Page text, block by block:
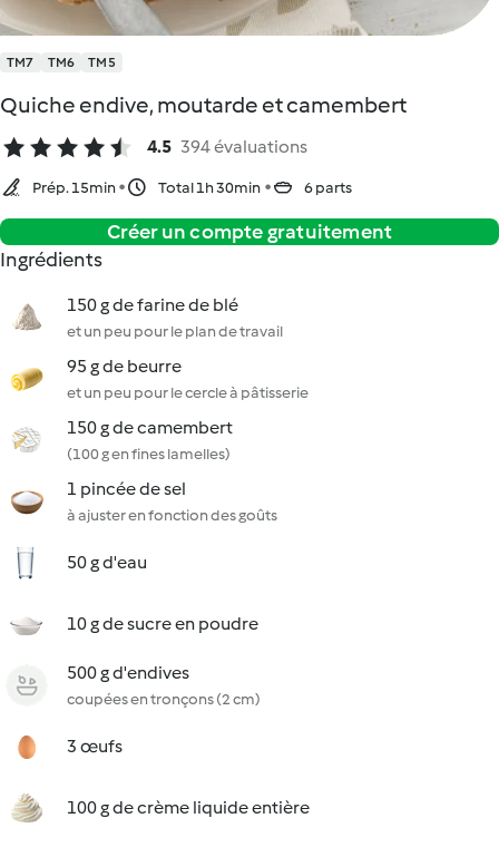
TM7 TM6 TM5
Quiche endive, moutarde et camembert
4.5 394 évaluations
Prép. 15min Total 1h 30min 6 parts
Créer un compte gratuitement
Ingrédients
150 g de farine de blé
et un peu pour le plan de travail
95 g de beurre
et un peu pour le cercle à pâtisserie
150 g de camembert
(100 g en fines lamelles)
1 pincée de sel
à ajuster en fonction des goûts
50 g d'eau
10 g de sucre en poudre
500 g d'endives
coupées en tronçons (2 cm)
3 œufs
100 g de crème liquide entière